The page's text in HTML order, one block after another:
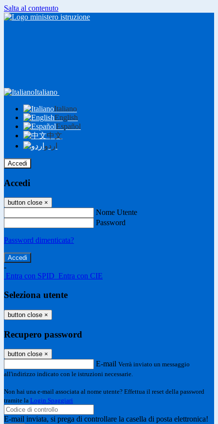
Salta al contenuto
Italiano
Italiano
English
Español
中文
اردو
Accedi
Accedi
button close ×
Nome Utente
Password
Password dimenticata?
-
Entra con SPID Entra con CIE
Seleziona utente
button close ×
Recupero password
button close ×
E-mail Verrà inviato un messaggio
all'indirizzo indicato con le istruzioni necessarie.
Non hai una e-mail associata al nome utente? Effettua il reset della password
tramite la Login Spaggiari
E-mail inviata, si prega di controllare la casella di posta elettronica!